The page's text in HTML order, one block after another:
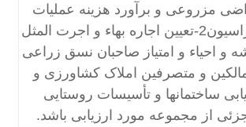
مزروعی و برآورد هزینه عملیات
زراعی و مکانیزاسیون2-تعیین اجاره بهاء و اجرت المثل
و احیاء و امتیاز صاحبان نسق زراعی
و متصرفین املاک کشاورزی و
ارزیابی ساختمانها و تأسیسات روستایی
از مجموعه مورد ارزیابی باشد.